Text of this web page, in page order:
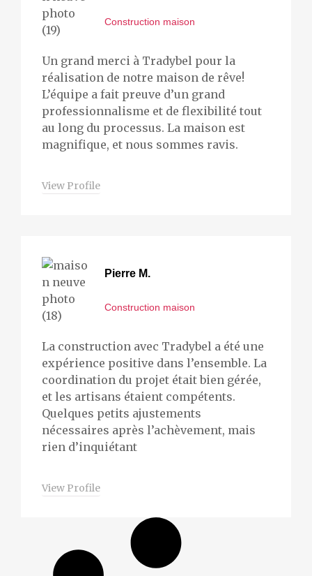
Construction maison
Un grand merci à Tradybel pour la
réalisation de notre maison de rêve!
L’équipe a fait preuve d’un grand
professionnalisme et de flexibilité tout
au long du processus. La maison est
magnifique, et nous sommes ravis.
View Profile
Pierre M.
Construction maison
La construction avec Tradybel a été une
expérience positive dans l’ensemble. La
coordination du projet était bien gérée,
et les artisans étaient compétents.
Quelques petits ajustements
nécessaires après l’achèvement, mais
rien d’inquiétant
View Profile